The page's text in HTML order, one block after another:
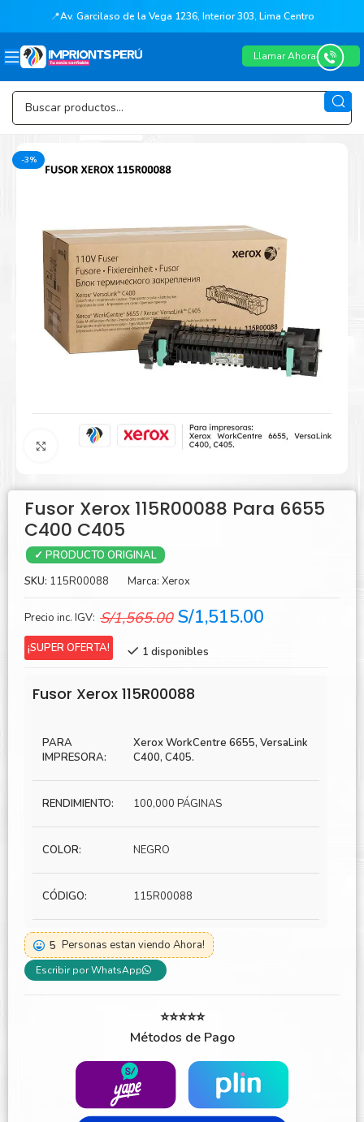
📍Av. Garcilaso de la Vega 1236, Interior 303, Lima Centro
Llamar Ahora
-3%
Agrandar
Fusor Xerox 115R00088 Para 6655
C400 C405
✓ PRODUCTO ORIGINAL
SKU: 115R00088 Marca: Xerox
Precio inc. IGV: S/1,565.00 El
original
S/1,565.00.
S/1,515.00
¡SUPER OFERTA! 1 disponibles
Fusor Xerox 115R00088
PARA
IMPRESORA:
Xerox WorkCentre 6655, VersaLink
C400, C405.
RENDIMIENTO: 100,000 PÁGINAS
COLOR: NEGRO
CÓDIGO: 115R00088
5 Personas estan viendo Ahora!
Escribir por WhatsApp
⭐⭐⭐⭐⭐
Métodos de Pago